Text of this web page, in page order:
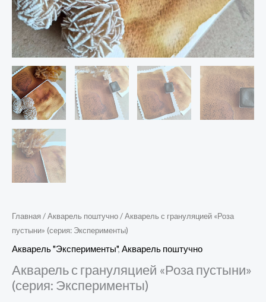
Главная /Акварель поштучно/ Акварель с грануляцией «Роза
пустыни» (серия: Эксперименты)
Акварель "Эксперименты", Акварель поштучно
Акварель с грануляцией «Роза пустыни»
(серия: Эксперименты)